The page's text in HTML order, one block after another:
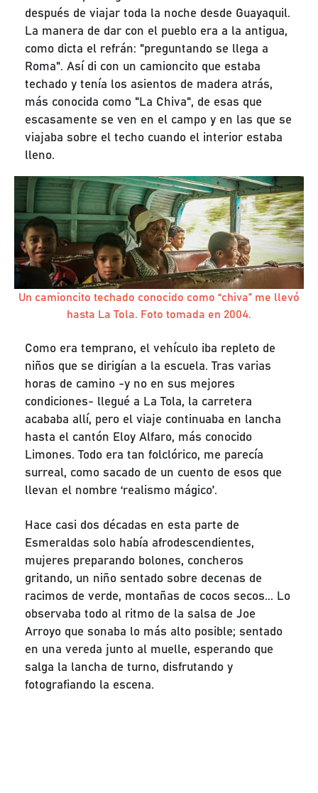
después de viajar toda la noche desde Guayaquil.
La manera de dar con el pueblo era a la antigua,
como dicta el refrán: "preguntando se llega a
Roma". Así di con un camioncito que estaba
techado y tenía los asientos de madera atrás,
más conocida como "La Chiva", de esas que
escasamente se ven en el campo y en las que se
viajaba sobre el techo cuando el interior estaba
lleno.
Un camioncito techado conocido como “chiva” me llevó
hasta La Tola. Foto tomada en 2004.
Como era temprano, el vehículo iba repleto de
niños que se dirigían a la escuela. Tras varias
horas de camino -y no en sus mejores
condiciones- llegué a La Tola, la carretera
acababa allí, pero el viaje continuaba en lancha
hasta el cantón Eloy Alfaro, más conocido
Limones. Todo era tan folclórico, me parecía
surreal, como sacado de un cuento de esos que
llevan el nombre ‘realismo mágico’.
Hace casi dos décadas en esta parte de
Esmeraldas solo había afrodescendientes,
mujeres preparando bolones, concheros
gritando, un niño sentado sobre decenas de
racimos de verde, montañas de cocos secos... Lo
observaba todo al ritmo de la salsa de Joe
Arroyo que sonaba lo más alto posible; sentado
en una vereda junto al muelle, esperando que
salga la lancha de turno, disfrutando y
fotografiando la escena.